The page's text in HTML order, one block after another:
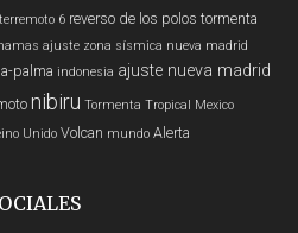
terremoto 6 reverso de los polos tormenta
ajuste zona sísmica nueva madrid
palma indonesia ajuste nueva madrid
nibiru Tormenta Tropical Mexico
Unido Volcan mundo Alerta